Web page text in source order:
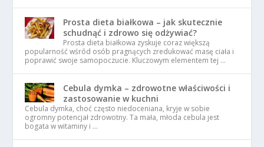
Prosta dieta białkowa – jak skutecznie
schudnąć i zdrowo się odżywiać?
Prosta dieta białkowa zyskuje coraz większą
popularność wśród osób pragnących zredukować masę ciała i
poprawić swoje samopoczucie. Kluczowym elementem tej …
Cebula dymka – zdrowotne właściwości i
zastosowanie w kuchni
Cebula dymka, choć często niedoceniana, kryje w sobie
ogromny potencjał zdrowotny. Ta mała, młoda cebula jest
bogata w witaminy i …